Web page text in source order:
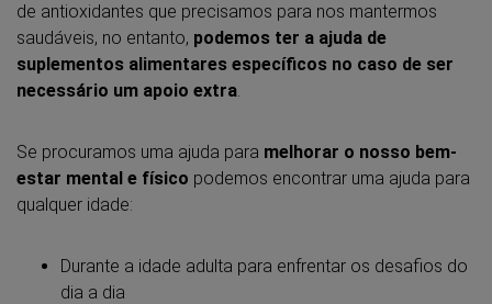
de antioxidantes que precisamos para nos mantermos
saudáveis, no entanto, podemos ter a ajuda de
suplementos alimentares específicos no caso de ser
necessário um apoio extra.
Se procuramos uma ajuda para melhorar o nosso bem-
estar mental e físico podemos encontrar uma ajuda para
qualquer idade:
Durante a idade adulta para enfrentar os desafios do
dia a dia